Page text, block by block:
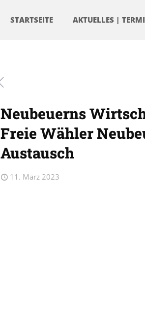
STARTSEITE AKTUELLES |
Neubeuerns
Freie Wähler
Austausch
11. März 2023